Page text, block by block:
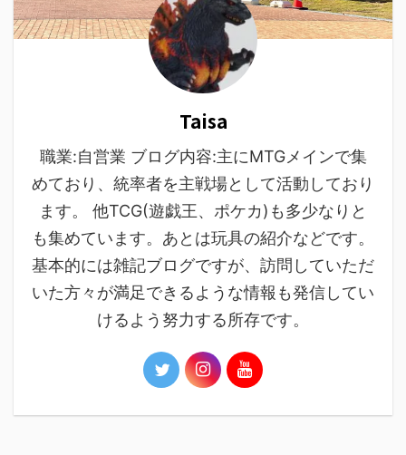
Taisa
職業:自営業 ブログ内容:主にMTGメインで集
めており、統率者を主戦場として活動しており
ます。 他TCG(遊戯王、ポケカ)も多少なりと
も集めています。あとは玩具の紹介などです。
基本的には雑記ブログですが、訪問していただ
いた方々が満足できるような情報も発信してい
けるよう努力する所存です。